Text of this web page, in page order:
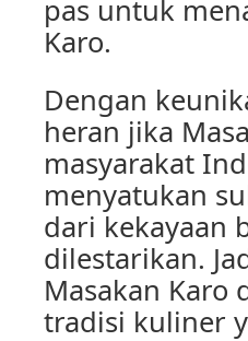
pas untuk
Karo.
Dengan
heran jika
masyarakat
menyatukan
dari kekayaan
dilestarikan.
Masakan Karo
tradisi kuliner